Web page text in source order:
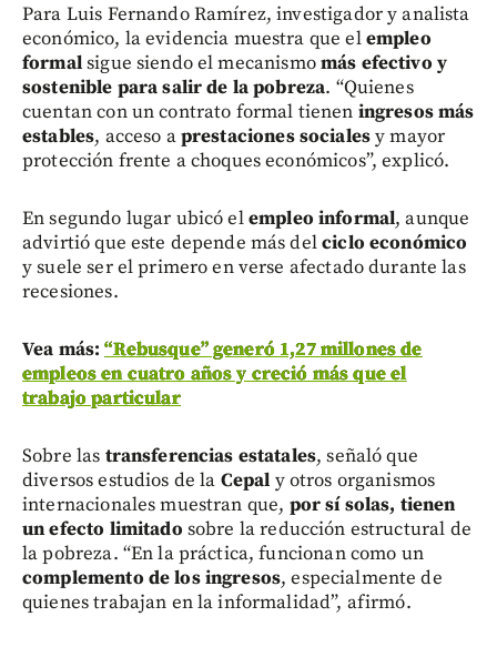
Para Luis Fernando Ramírez, investigador y analista
económico, la evidencia muestra que elempleo
formalsigue siendo el mecanismomás efectivo y
sostenible para salir de la pobreza. “Quienes
cuentan con un contrato formal tienen ingresos más
estables, acceso aprestaciones socialesy mayor
protección frente a choques económicos”, explicó.
En segundo lugar ubicó elempleo informal, aunque
advirtió que este depende más delciclo económico
y suele ser el primero en verse afectado durante las
recesiones.
Vea más:“Rebusque” generó 1,27 millones de
empleos en cuatro años y creció más que el
trabajo particular
Sobre las transferencias estatales, señaló que
diversos estudios de la Cepal y otros organismos
internacionales muestran que, por sí solas, tienen
un efecto limitado sobre la reducción estructural de
la pobreza. “En la práctica, funcionan como un
complemento de los ingresos, especialmente de
quienes trabajan en la informalidad”, afirmó.